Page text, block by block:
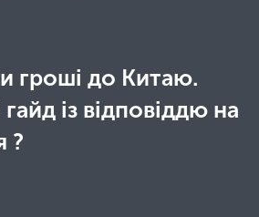
гроші до Китаю.
із відповіддю на
?